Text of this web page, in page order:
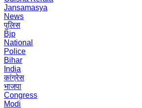
Jansamasya
News
पुलिस
Bjp
National
Police
Bihar
India
कांग्रेस
भाजपा
Congress
Modi